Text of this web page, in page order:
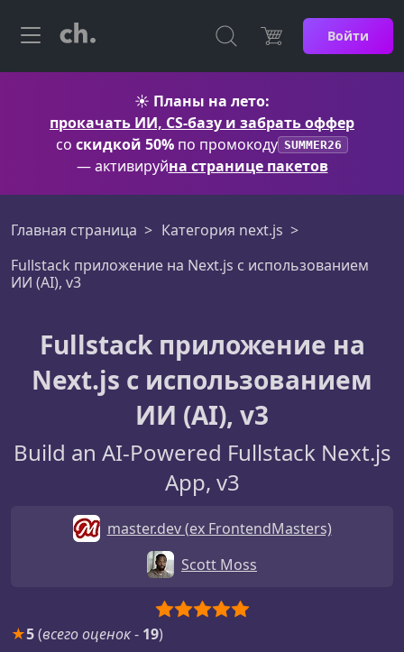
Войти
☀️ Планы на лето:
прокачать ИИ, CS-базу и забрать оффер
со скидкой 50% по промокоду SUMMER26
— активируйна странице пакетов
Главная страница
Категория next.js
Fullstack приложение на Next.js с использованием
ИИ (AI), v3
Fullstack приложение на
Next.js с использованием
ИИ (AI), v3
Build an AI-Powered Fullstack Next.js
App, v3
master.dev (ex FrontendMasters)
Scott Moss
★5(всего оценок- 19)